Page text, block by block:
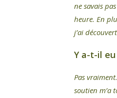
ne savais
heure. En
j’ai
Y a-t-il
Pas
soutien m’a